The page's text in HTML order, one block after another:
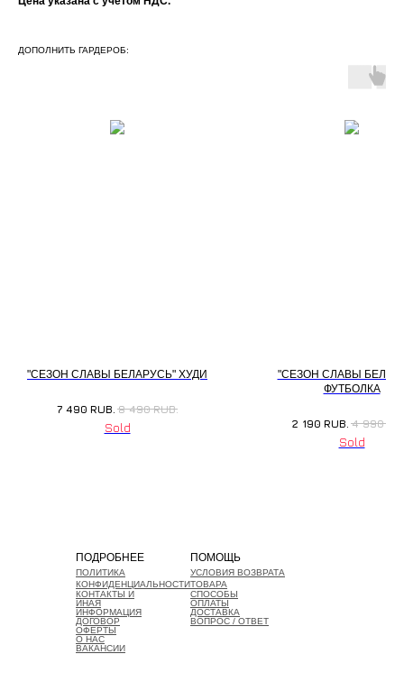
ДОПОЛНИТЬ ГАРДЕРОБ:
"СЕЗОН СЛАВЫ БЕЛАРУСЬ" ХУДИ
7 490 RUB. 8 490 RUB.
"СЕЗОН СЛАВЫ
ФУТБОЛКА
2 190 RUB. 4 990
ПОДРОБНЕЕ
ПОЛИТИКА
КОНФИДЕНЦИАЛЬНОСТИ
КОНТАКТЫ И
ИНАЯ
ИНФОРМАЦИЯ
ДОГОВОР
ОФЕРТЫ
О НАС
ВАКАНСИИ
ПОМОЩЬ
УСЛОВИЯ ВОЗВРАТА
ТОВАРА
СПОСОБЫ
ОПЛАТЫ
ДОСТАВКА
ВОПРОС / ОТВЕТ